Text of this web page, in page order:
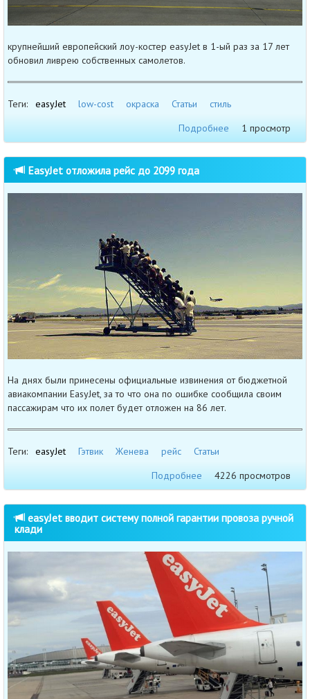
крупнейший европейский лоу-костер easyJet в 1-ый раз за 17 лет
обновил ливрею собственных самолетов.
Теги: easyJet low-cost окраска Статьи
стиль
Подробнее
1 просмотр
EasyJet отложила рейс до 2099 года
На днях были принесены официальные извинения от бюджетной
авиакомпании EasyJet, за то что она по ошибке сообщила своим
пассажирам что их полет будет отложен на 86 лет.
Теги: easyJet Гэтвик Женева рейс
Статьи
Подробнее
4226 просмотров
easyJet вводит систему полной гарантии провоза ручной
клади